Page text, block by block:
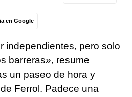
en Google
independientes, pero solo
barreras», resume
un paseo de hora y
Ferrol. Padece una